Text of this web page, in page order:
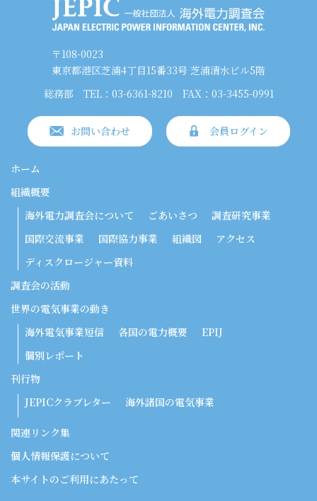
〒108-0023
東京都港区芝浦4丁目15番33号 芝浦清水ビル5階
総務部
TEL：03-6361-8210 FAX：03-3455-0991
お問い合わせ 会員ログイン
ホーム
組織概要
海外電力調査会について
ごあいさつ
調査研究事業
国際交流事業
国際協力事業 組織図
アクセス
ディスクロージャー資料
調査会の活動
世界の電気事業の動き
海外電気事業短信
各国の電力概要
EPIJ
個別レポート
刊行物
JEPICクラブレター
海外諸国の電気事業
関連リンク集
個人情報保護について
本サイトのご利用にあたって